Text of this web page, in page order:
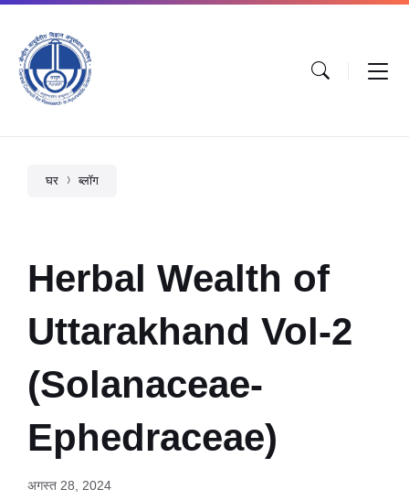
घर ब्लॉग
Herbal Wealth of
Uttarakhand Vol-2
(Solanaceae-
Ephedraceae)
अगस्त 28, 2024